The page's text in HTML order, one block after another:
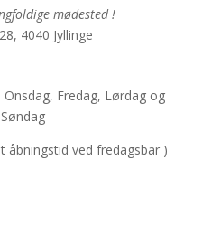
mødested !
4040 Jyllinge
Onsdag, Fredag, Lørdag og
Søndag
åbningstid ved fredagsbar )